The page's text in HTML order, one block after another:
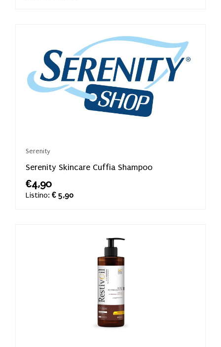
Serenity
Serenity Skincare Cuffia Shampoo
€4,90
Listino: € 5,90